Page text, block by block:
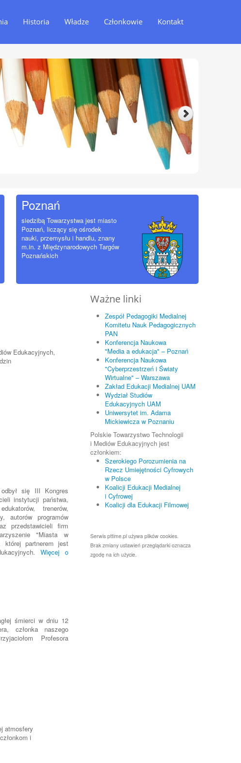
Historia Władze Członkowie Kontakt
Poznań
siedzibą Towarzystwa jest miasto
Poznań, liczący się ośrodek
nauki, przemysłu i handlu, znany
m.in. z Międzynarodowych Targów
Poznańskich
Edukacyjnych,
się III Kongres
instytucji państwa,
trenerów,
autorów programów
przedstawicieli firm
"Miasta w
której partnerem jest
Więcej o
śmierci w dniu 12
członka naszego
Profesora
atmosfery
i
Ważne linki
Zespół Pedagogiki Medialnej
Komitetu Nauk Pedagogicznych
PAN
Konferencja Naukowa
"Media a edukacja" – Poznań
Konferencja Naukowa
"Cyberprzestrzeń i Światy
Wirtualne" – Warszawa
Zakład Edukacji Medialnej UAM
Wydział Studiów
Edukacyjnych UAM
Uniwersytet im. Adama
Mickiewicza w Poznaniu
Polskie Towarzystwo Technologii
i Mediów Edukacyjnych jest
członkiem:
Szerokiego Porozumienia na
Rzecz Umiejętności Cyfrowych
w Polsce
Koalicji Edukacji Medialnej
i Cyfrowej
Koalicji dla Edukacji Filmowej
Serwis pttime.pl używa plików cookies.
Brak zmiany ustawień przeglądarki oznacza
zgodę na ich użycie.